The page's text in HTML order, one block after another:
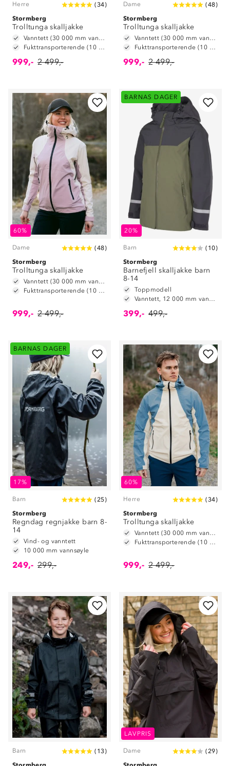
Herre (34)
Stormberg
Trolltunga skalljakke
Vanntett (30 000 mm vannsøyle)
Fukttransporterende (10 000 g/m2/24t)
999,- 2 499,-
Dame (48)
Stormberg
Trolltunga skalljakke
Vanntett (30 000 mm vannsøyle)
Fukttransporterende (10 000 g/m2/24t)
999,- 2 499,-
60%
Dame (48)
Stormberg
Trolltunga skalljakke
Vanntett (30 000 mm vannsøyle)
Fukttransporterende (10 000 g/m2/24t)
999,- 2 499,-
BARNAS DAGER
20%
Barn ( 10)
Stormberg
Barnefjell skalljakke barn
8-14
Toppmodell
Vanntett, 12 000 mm vannsøyle
399,- 499,-
BARNAS DAGER
17%
Barn (25)
Stormberg
Regndag regnjakke barn 8-
14
Vind- og vanntett
10 000 mm vannsøyle
249,- 299,-
60%
Herre (34)
Stormberg
Trolltunga skalljakke
Vanntett (30 000 mm vannsøyle)
Fukttransporterende (10 000 g/m2/24t)
999,- 2 499,-
Barn ( 13)
LAVPRIS
Dame (29)